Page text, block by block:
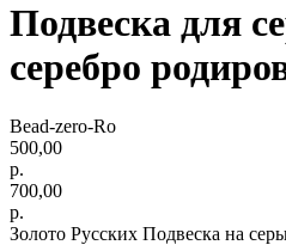
Подвеска для
серебро
Bead-zero-Ro
500,00
р.
700,00
р.
Золото Русских Подвеска на